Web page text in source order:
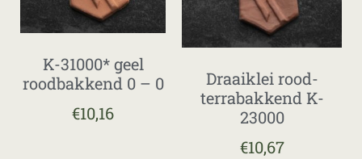
K-31000* geel
roodbakkend 0 – 0
€10,16
Draaiklei rood-
terrabakkend K-
23000
€10,67